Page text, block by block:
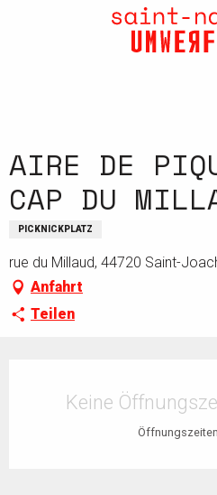
AIRE DE
CAP DU
PICKNICKPLATZ
rue du Millaud, 44720 Saint-
Anfahrt
Teilen
Keine